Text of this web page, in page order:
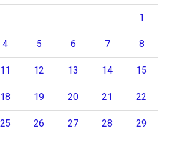
1
4 5 6 7 8
11 12 13 14 15
18 19 20 21 22
25 26 27 28 29